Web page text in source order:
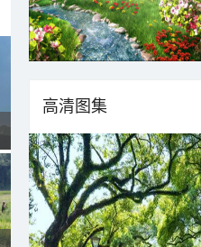
高清图集